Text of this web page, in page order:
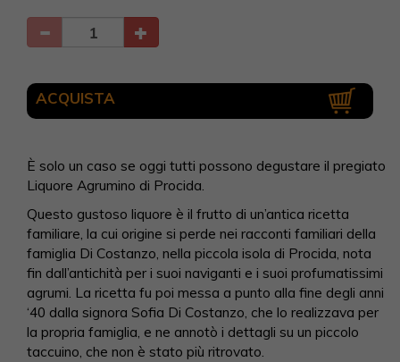
ACQUISTA
È solo un caso se oggi tutti possono degustare il pregiato
Liquore Agrumino di Procida.
Questo gustoso liquore è il frutto di un’antica ricetta
familiare, la cui origine si perde nei racconti familiari della
famiglia Di Costanzo, nella piccola isola di Procida, nota
fin dall’antichità per i suoi naviganti e i suoi profumatissimi
agrumi. La ricetta fu poi messa a punto alla fine degli anni
‘40 dalla signora Sofia Di Costanzo, che lo realizzava per
la propria famiglia, e ne annotò i dettagli su un piccolo
taccuino, che non è stato più ritrovato.